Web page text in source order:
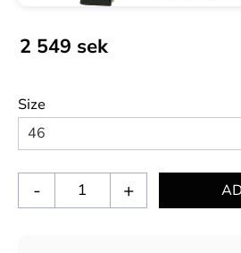
2 549 sek
Size
+
-